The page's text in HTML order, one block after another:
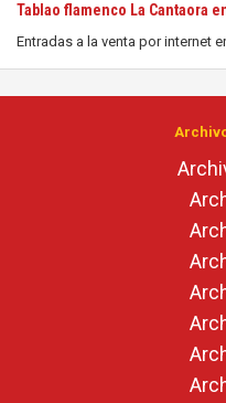
Tablao flamenco La Cantaora
Entradas a la venta por internet